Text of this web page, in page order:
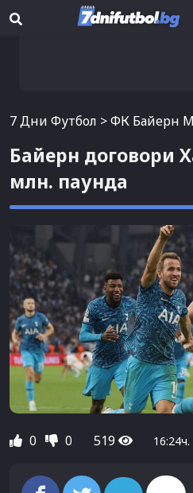
7 Дни Футбол >ФК Байерн
Байерн договори
млн. паунда
0 0 519